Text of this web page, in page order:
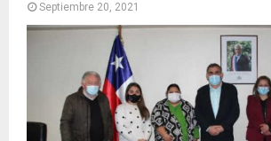
R
M
Septiembre 20, 2021